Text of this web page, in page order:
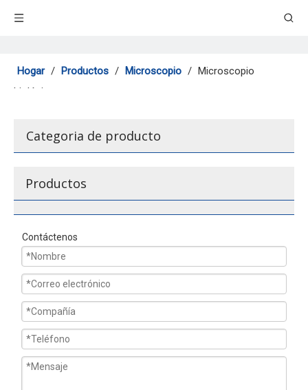
Hogar / Productos / Microscopio / Microscopio
biológico
Categoria de producto
Productos
Contáctenos